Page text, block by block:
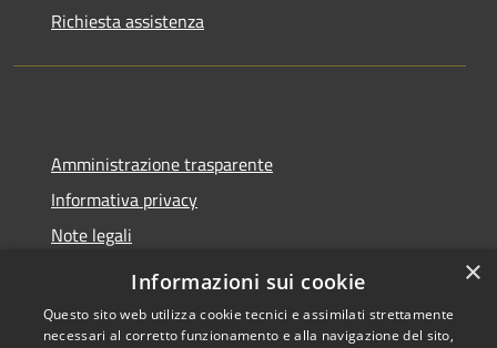
Richiesta assistenza
Amministrazione trasparente
Informativa privacy
Note legali
Dichiarazione di accessibilità
×
Informazioni sui cookie
Questo sito web utilizza cookie tecnici e assimilati strettamente
necessari al corretto funzionamento e alla navigazione del sito,